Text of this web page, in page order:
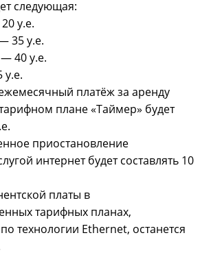
следующая:
у.е.
35 у.е.
40 у.е.
у.е.
платёж за аренду
плане «Таймер» будет
приостановление
интернет будет составлять 10
платы в
тарифных планах,
технологии Ethernet, останется